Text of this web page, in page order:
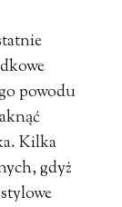
powodu
Kilka
gdyż